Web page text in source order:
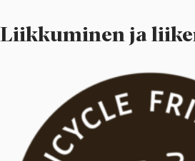
Liikkuminen ja